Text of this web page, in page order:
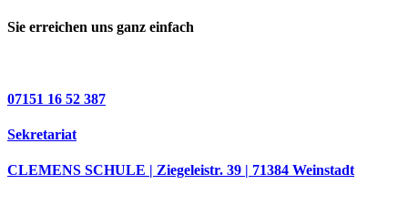
Sie erreichen uns ganz einfach
07151 16 52 387
Sekretariat
CLEMENS SCHULE | Ziegeleistr. 39 | 71384 Weinstadt